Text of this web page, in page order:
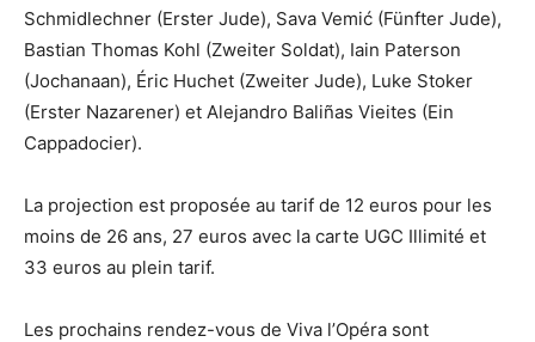
Schmidlechner (Erster Jude), Sava Vemić (Fünfter Jude),
Bastian Thomas Kohl (Zweiter Soldat), Iain Paterson
(Jochanaan), Éric Huchet (Zweiter Jude), Luke Stoker
(Erster Nazarener) et Alejandro Baliñas Vieites (Ein
Cappadocier).
La projection est proposée au tarif de 12 euros pour les
moins de 26 ans, 27 euros avec la carte UGC Illimité et
33 euros au plein tarif.
Les prochains rendez-vous de Viva l’Opéra sont